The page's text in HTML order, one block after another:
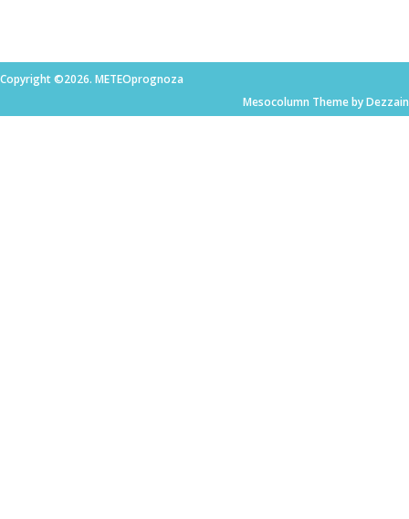
Copyright ©2026. METEOprognoza
Mesocolumn Theme by Dezzain